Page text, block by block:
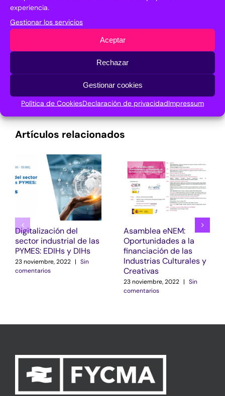
experiencia.
Gestionar los servicios
Aceptar
Rechazar
Gestionar cookies
Política de CookiesDeclaración de privacidadImpressum
¡Comparte en tus redes sociales!
Facebook
X LinkedInPinterest
Artículos relacionados
Digitalización del
sector industrial de las
PYMES: EDIHs y DIHs
23 noviembre, 2022 | Sin
comentarios
Asamblea eNEM:
Oportunidades a la
financiación de las
Industrias Culturales y
Creativas
23 noviembre, 2022 | Sin
comentarios